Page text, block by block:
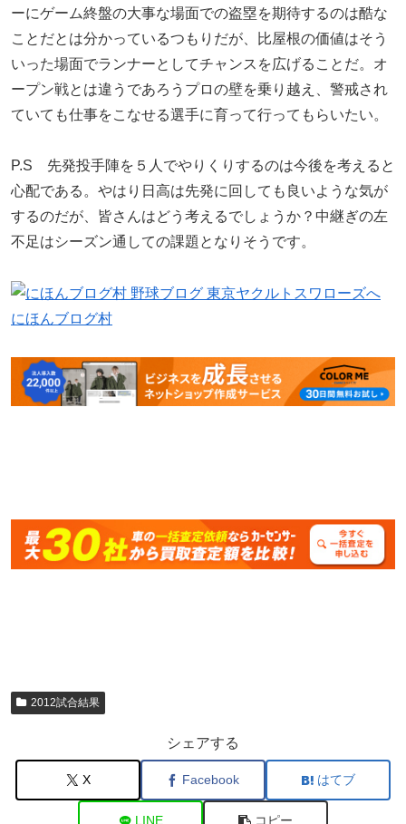
ーにゲーム終盤の大事な場面での盗塁を期待するのは酷な
ことだとは分かっているつもりだが、比屋根の価値はそう
いった場面でランナーとしてチャンスを広げることだ。オ
ープン戦とは違うであろうプロの壁を乗り越え、警戒され
ていても仕事をこなせる選手に育って行ってもらいたい。
P.S 先発投手陣を５人でやりくりするのは今後を考えると
心配である。やはり日高は先発に回しても良いような気が
するのだが、皆さんはどう考えるでしょうか？中継ぎの左
不足はシーズン通しての課題となりそうです。
にほんブログ村
2012試合結果
シェアする
X Facebook はてブ
LINE コピー